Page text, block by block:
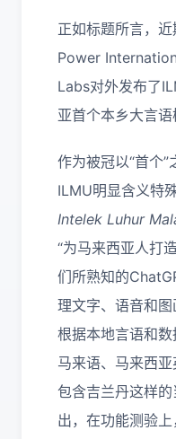
正如标题所言，
Power
Labs对外发布了
亚首个本乡大言语
作为被冠以“首个”
ILMU明显含义特
Intelek Luhur
“为马来西亚人打
们所熟知的
理文字、语音和
根据本地言语和
马来语、马来西
包含吉兰丹这样
出，在功能测验